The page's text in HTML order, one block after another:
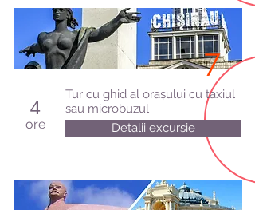
7
4
ore
Tur cu ghid al orașului cu taxiul
sau microbuzul
Detalii excursie